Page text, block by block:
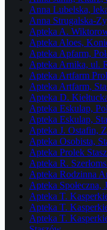
Anna Lubelska,
Anna Strugalska-
Apteka A.
Apteka Aloes,
Apteka Apfarm,
Apteka Arnika, ul.
Apteka Artfarm
Apteka Artfarm,
Apteka D.
Apteka Eskulap,
Apteka Eskulap,
Apteka J. Ostafin,
Apteka Osobista,
Apteka Prolek
Apteka R.
Apteka Rodzinna
Apteka Społeczna,
Apteka T.
Apteka T.
Apteka T.